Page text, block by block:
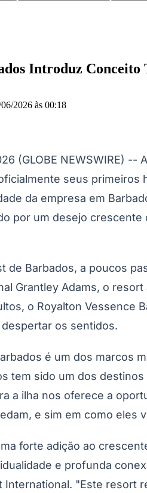
Bairro Jubran Boa
Califórnia Jardim dos Altos
Paraíso Jardim Paulista Jardim
Parque Santa LuziaParque Viana
da EscadaVila PortoVotupoca
CotiaPirapora do Bom Jesus
Introduz
2026 às 00:18
(GLOBE NEWSWIRE)
seus primeiros
da empresa em
por um desejo
de Barbados, a poucos
Grantley Adams, o
o Royalton Vessence
os sentidos.
é um dos marcos
tem sido um dos
a ilha nos oferece a
e sim em como eles
forte adição ao
e profunda
International. "Este